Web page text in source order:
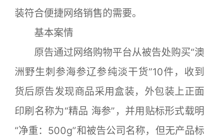
装符合便捷网络销售的需要。
基本案情
原告通过网络购物平台从被告处购买“澳
洲野生刺参海参辽参纯淡干货”10件，收到
货后原告发现商品采用盒装，外包装上正面
印刷名称为“精品 海参”，并用贴标形式载明
“净重：500g”和被告公司名称，但无产品标